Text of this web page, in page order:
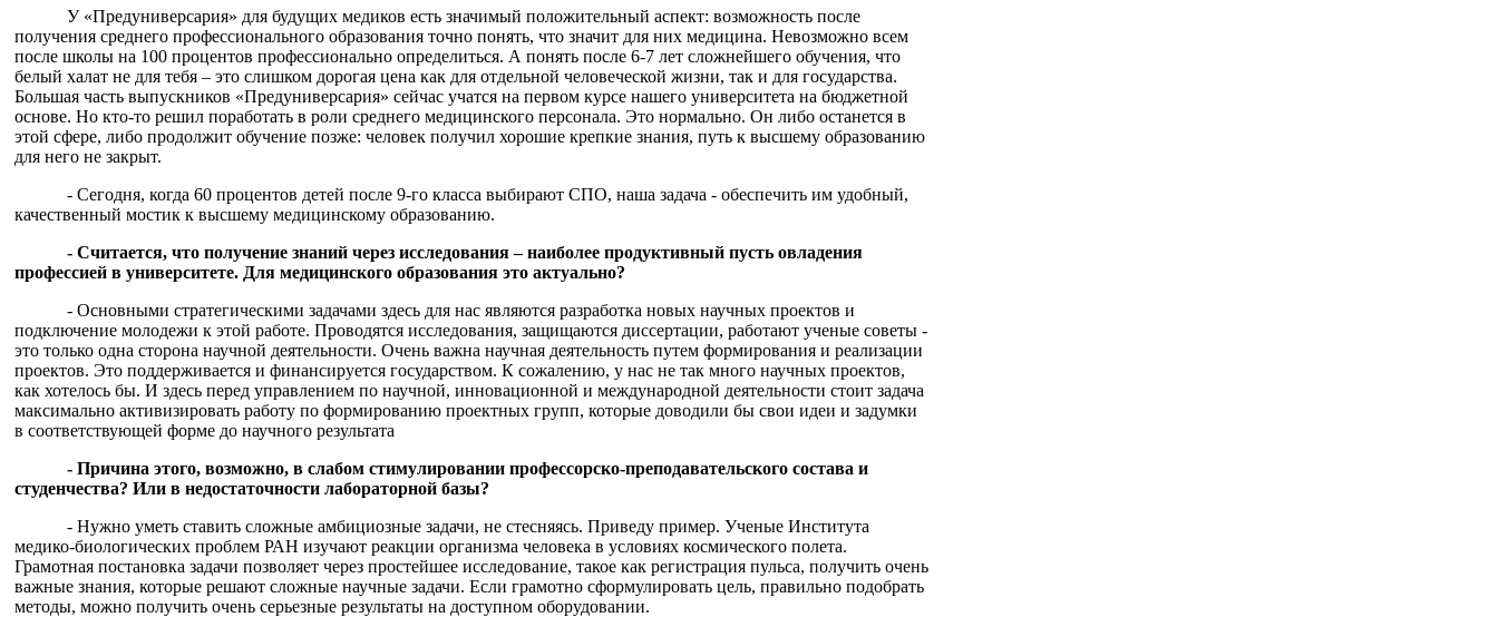
У «Предуниверсария» для будущих медиков есть значимый положительный аспект: возможность после
получения среднего профессионального образования точно понять, что значит для них медицина. Невозможно всем
после школы на 100 процентов профессионально определиться. А понять после 6-7 лет сложнейшего обучения, что
белый халат не для тебя – это слишком дорогая цена как для отдельной человеческой жизни, так и для государства.
Большая часть выпускников «Предуниверсария» сейчас учатся на первом курсе нашего университета на бюджетной
основе. Но кто-то решил поработать в роли среднего медицинского персонала. Это нормально. Он либо останется в
этой сфере, либо продолжит обучение позже: человек получил хорошие крепкие знания, путь к высшему образованию
для него не закрыт.
- Сегодня, когда 60 процентов детей после 9-го класса выбирают СПО, наша задача - обеспечить им удобный,
качественный мостик к высшему медицинскому образованию.
- Считается, что получение знаний через исследования – наиболее продуктивный пусть овладения
профессией в университете. Для медицинского образования это актуально?
- Основными стратегическими задачами здесь для нас являются разработка новых научных проектов и
подключение молодежи к этой работе. Проводятся исследования, защищаются диссертации, работают ученые советы -
это только одна сторона научной деятельности. Очень важна научная деятельность путем формирования и реализации
проектов. Это поддерживается и финансируется государством. К сожалению, у нас не так много научных проектов,
как хотелось бы. И здесь перед управлением по научной, инновационной и международной деятельности стоит задача
максимально активизировать работу по формированию проектных групп, которые доводили бы свои идеи и задумки
в соответствующей форме до научного результата
- Причина этого, возможно, в слабом стимулировании профессорско-преподавательского состава и
студенчества? Или в недостаточности лабораторной базы?
- Нужно уметь ставить сложные амбициозные задачи, не стесняясь. Приведу пример. Ученые Института
медико-биологических проблем РАН изучают реакции организма человека в условиях космического полета.
Грамотная постановка задачи позволяет через простейшее исследование, такое как регистрация пульса, получить очень
важные знания, которые решают сложные научные задачи. Если грамотно сформулировать цель, правильно подобрать
методы, можно получить очень серьезные результаты на доступном оборудовании.